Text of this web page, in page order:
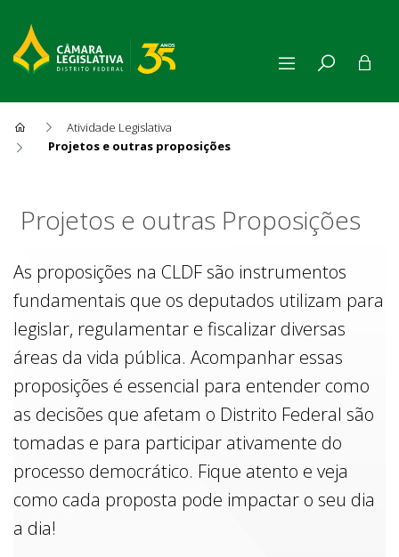
Atividade Legislativa
Projetos e outras proposições
Projetos e outras Proposições
As proposições na CLDF são instrumentos
fundamentais que os deputados utilizam para
legislar, regulamentar e fiscalizar diversas
áreas da vida pública. Acompanhar essas
proposições é essencial para entender como
as decisões que afetam o Distrito Federal são
tomadas e para participar ativamente do
processo democrático. Fique atento e veja
como cada proposta pode impactar o seu dia
a dia!